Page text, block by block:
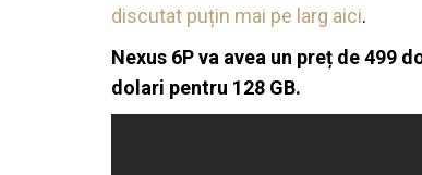
discutat puțin mai pe larg aici.
Nexus 6P va avea un preț de 499
dolari pentru 128 GB.